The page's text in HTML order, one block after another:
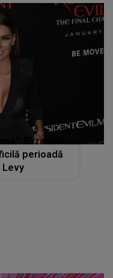
Elizabeth
perioadă
Levy